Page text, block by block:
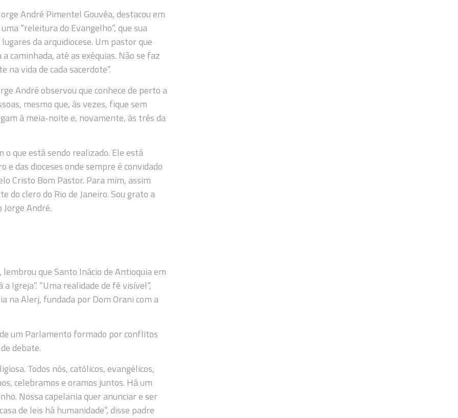
André Pimentel Gouvêa, destacou em
“releitura do Evangelho”, que sua
da arquidiocese. Um pastor que
caminhada, até as exéquias. Não se faz
vida de cada sacerdote”.
André observou que conhece de perto a
mesmo que, às vezes, fique sem
à meia-noite e, novamente, às três da
que está sendo realizado. Ele está
e das dioceses onde sempre é convidado
Cristo Bom Pastor. Para mim, assim
do clero do Rio de Janeiro. Sou grato a
Jorge André.
que Santo Inácio de Antioquia em
Igreja”. “Uma realidade de fé visível”,
na Alerj, fundada por Dom Orani com a
um Parlamento formado por conflitos
debate.
Todos nós, católicos, evangélicos,
celebramos e oramos juntos. Há um
Nossa capelania quer anunciar e ser
de leis há humanidade”, disse padre